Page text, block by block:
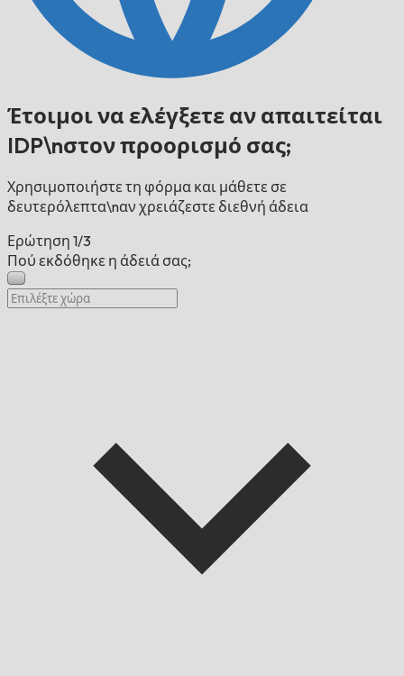
Έτοιμοι να ελέγξετε αν απαιτείται
IDP\nστον προορισμό σας;
Χρησιμοποιήστε τη φόρμα και μάθετε σε
δευτερόλεπτα\nαν χρειάζεστε διεθνή άδεια
Ερώτηση 1/3
Πού εκδόθηκε η άδειά σας;